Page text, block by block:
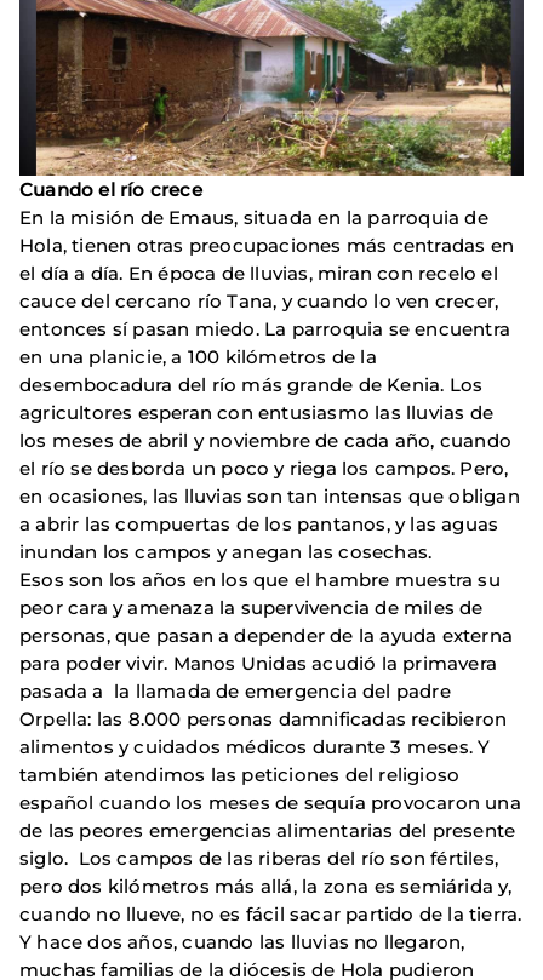
Cuando el río crece
En la misión de Emaus, situada en la parroquia de
Hola, tienen otras preocupaciones más centradas en
el día a día. En época de lluvias, miran con recelo el
cauce del cercano río Tana, y cuando lo ven crecer,
entonces sí pasan miedo. La parroquia se encuentra
en una planicie, a 100 kilómetros de la
desembocadura del río más grande de Kenia. Los
agricultores esperan con entusiasmo las lluvias de
los meses de abril y noviembre de cada año, cuando
el río se desborda un poco y riega los campos. Pero,
en ocasiones, las lluvias son tan intensas que obligan
a abrir las compuertas de los pantanos, y las aguas
inundan los campos y anegan las cosechas.
Esos son los años en los que el hambre muestra su
peor cara y amenaza la supervivencia de miles de
personas, que pasan a depender de la ayuda externa
para poder vivir. Manos Unidas acudió la primavera
pasada a la llamada de emergencia del padre
Orpella: las 8.000 personas damnificadas recibieron
alimentos y cuidados médicos durante 3 meses. Y
también atendimos las peticiones del religioso
español cuando los meses de sequía provocaron una
de las peores emergencias alimentarias del presente
siglo. Los campos de las riberas del río son fértiles,
pero dos kilómetros más allá, la zona es semiárida y,
cuando no llueve, no es fácil sacar partido de la tierra.
Y hace dos años, cuando las lluvias no llegaron,
muchas familias de la diócesis de Hola pudieron